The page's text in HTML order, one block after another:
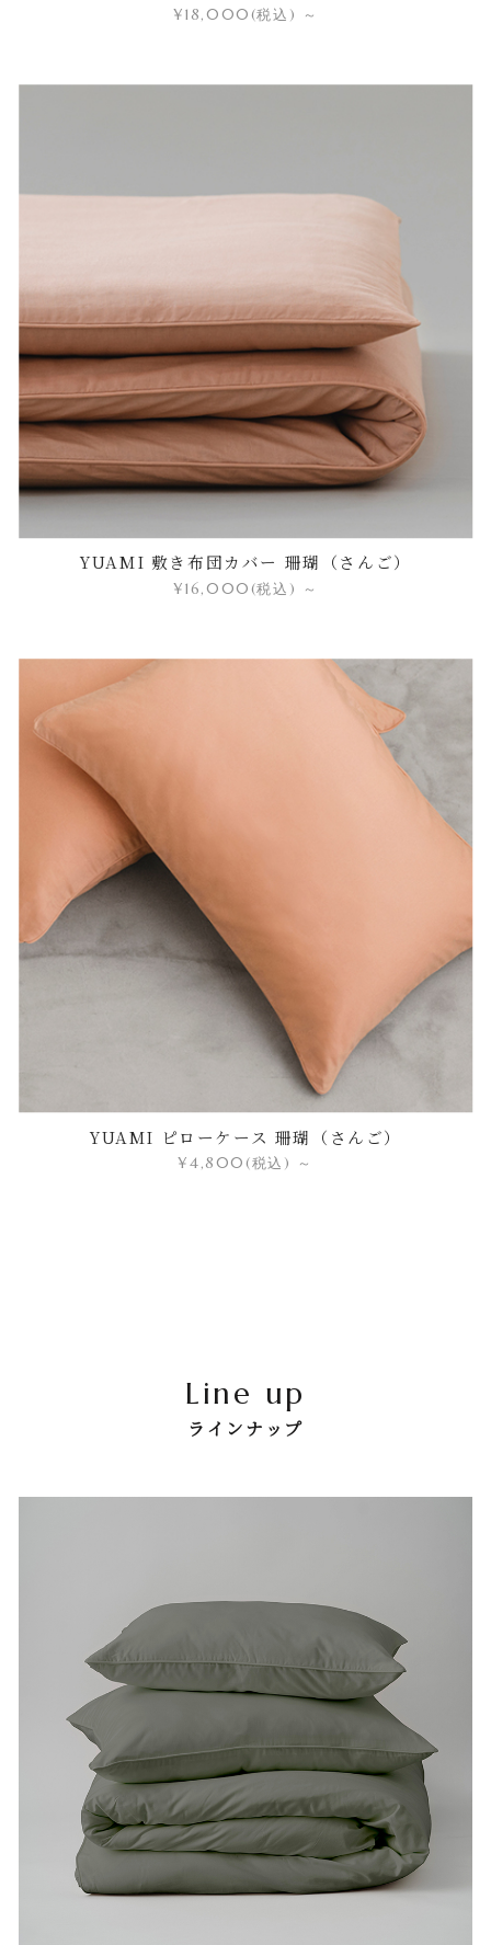
¥18,000 (税込) ～
YUAMI 敷き布団カバー 珊瑚（さんご）
¥16,000 (税込) ～
YUAMI ピローケース 珊瑚（さんご）
¥4,800 (税込) ～
Line up
ラインナップ